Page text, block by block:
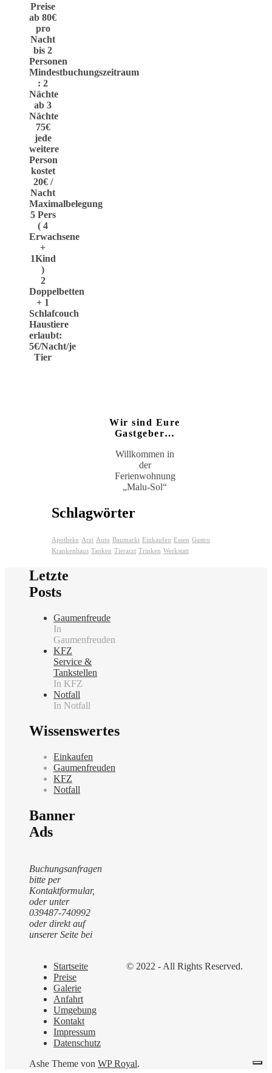
Preise
ab 80€
pro
Nacht
bis 2
Personen
Mindestbuchungszeitraum
: 2
Nächte
ab 3
Nächte
75€
jede
weitere
Person
kostet
20€ /
Nacht
Maximalbelegung
5 Pers
( 4
Erwachsene
+
1Kind
)
2
Doppelbetten
+ 1
Schlafcouch
Haustiere
erlaubt:
5€/Nacht/je
Tier
Wir sind Eure
Gastgeber…
Willkommen in
der
Ferienwohnung
„Malu-Sol“
Schlagwörter
Apotheke Arzt Auto Baumarkt Einkaufen Essen Gastro
Krankenhaus Tanken Tierarzt Trinken Werkstatt
Letzte
Posts
Gaumenfreude
In
Gaumenfreuden
KFZ
Service &
Tankstellen
In KFZ
Notfall
In Notfall
Wissenswertes
Einkaufen
Gaumenfreuden
KFZ
Notfall
Banner
Ads
Buchungsanfragen
bitte per
Kontaktformular,
oder unter
039487-740992
oder direkt auf
unserer Seite bei
© 2022 - All Rights Reserved.
Startseite
Preise
Galerie
Anfahrt
Umgebung
Kontakt
Impressum
Datenschutz
Ashe Theme von WP Royal.